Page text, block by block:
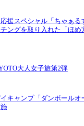
援スペシャル「ちゃぁる
ングを取り入れた「ほめ
大人女子旅第2弾
キャンプ「ダンボールオ